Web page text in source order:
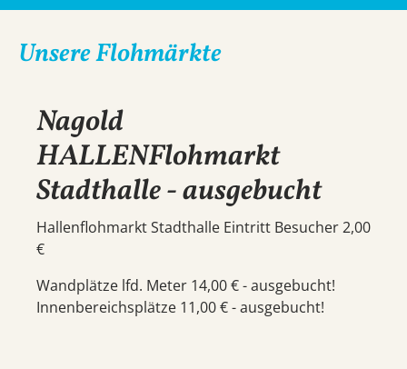
Unsere Flohmärkte
Nagold
HALLENFlohmarkt
Stadthalle - ausgebucht
Hallenflohmarkt Stadthalle Eintritt Besucher 2,00
€
Wandplätze lfd. Meter 14,00 € - ausgebucht!
Innenbereichsplätze 11,00 € - ausgebucht!